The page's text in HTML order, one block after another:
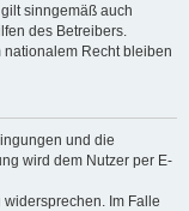
sinngemäß auch
des Betreibers.
Recht bleiben
und die
wird dem Nutzer per E-
Im Falle